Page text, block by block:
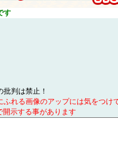
す
判は禁止！
れる画像のアップには気をつけ
開示する事があります